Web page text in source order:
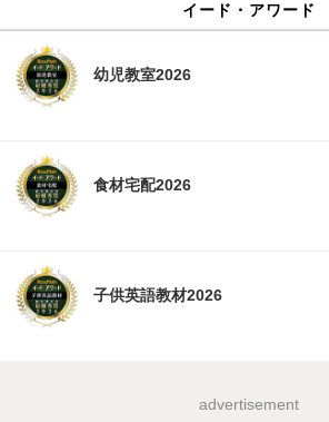
イード・アワード
幼児教室2026
食材宅配2026
子供英語教材2026
advertisement